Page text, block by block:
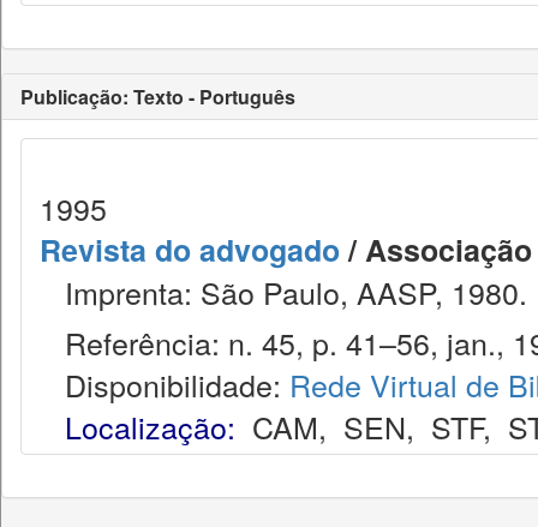
Publicação: Texto - Português
1995
Revista do advogado/
Imprenta: São Paulo, AASP, 1980.
Referência: n. 45, p. 41–56, jan.,
Disponibilidade: Rede Virtual de
Localização: CAM, SEN, STF,